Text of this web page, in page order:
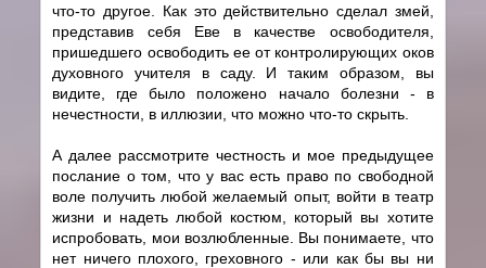
что-то другое. Как это действительно сделал змей,
представив себя Еве в качестве освободителя,
пришедшего освободить ее от контролирующих оков
духовного учителя в саду. И таким образом, вы
видите, где было положено начало болезни - в
нечестности, в иллюзии, что можно что-то скрыть.
А далее рассмотрите честность и мое предыдущее
послание о том, что у вас есть право по свободной
воле получить любой желаемый опыт, войти в театр
жизни и надеть любой костюм, который вы хотите
испробовать, мои возлюбленные. Вы понимаете, что
нет ничего плохого, греховного - или как бы вы ни